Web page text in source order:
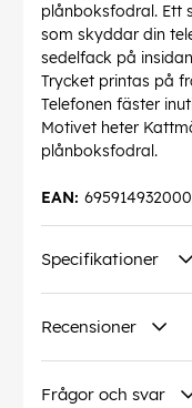
plånboksfodral. Ett
som skyddar din
sedelfack på
Trycket printas på
Telefonen fäster
Motivet heter
plånboksfodral.
EAN:
Specifikationer
Recensioner
Frågor och svar